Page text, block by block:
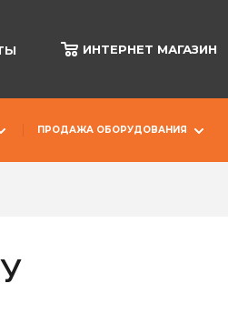
ИНТЕРНЕТ МАГАЗИН
ПРОДАЖА ОБОРУДОВАНИЯ